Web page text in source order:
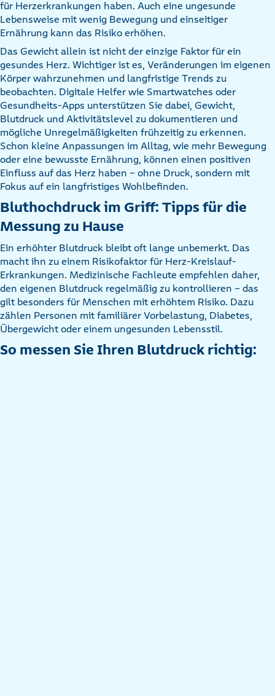
für Herzerkrankungen haben. Auch eine ungesunde
Lebensweise mit wenig Bewegung und einseitiger
Ernährung kann das Risiko erhöhen.
Das Gewicht allein ist nicht der einzige Faktor für ein
gesundes Herz. Wichtiger ist es, Veränderungen im eigenen
Körper wahrzunehmen und langfristige Trends zu
beobachten. Digitale Helfer wie Smartwatches oder
Gesundheits-Apps unterstützen Sie dabei, Gewicht,
Blutdruck und Aktivitätslevel zu dokumentieren und
mögliche Unregelmäßigkeiten frühzeitig zu erkennen.
Schon kleine Anpassungen im Alltag, wie mehr Bewegung
oder eine bewusste Ernährung, können einen positiven
Einfluss auf das Herz haben – ohne Druck, sondern mit
Fokus auf ein langfristiges Wohlbefinden.
Bluthochdruck im Griff: Tipps für die
Messung zu Hause
Ein erhöhter Blutdruck bleibt oft lange unbemerkt. Das
macht ihn zu einem Risikofaktor für Herz-Kreislauf-
Erkrankungen. Medizinische Fachleute empfehlen daher,
den eigenen Blutdruck regelmäßig zu kontrollieren – das
gilt besonders für Menschen mit erhöhtem Risiko. Dazu
zählen Personen mit familiärer Vorbelastung, Diabetes,
Übergewicht oder einem ungesunden Lebensstil.
So messen Sie Ihren Blutdruck richtig: